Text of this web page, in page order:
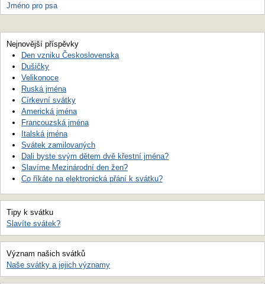
Jméno pro psa
Nejnovější příspěvky
Den vzniku Československa
Dušičky
Velikonoce
Ruská jména
Církevní svátky
Americká jména
Francouzská jména
Italská jména
Svátek zamilovaných
Dali byste svým dětem dvě křestní jména?
Slavíme Mezinárodní den žen?
Co říkáte na elektronická přání k svátku?
Tipy k svátku
Slavíte svátek?
Význam našich svátků
Naše svátky a jejich významy